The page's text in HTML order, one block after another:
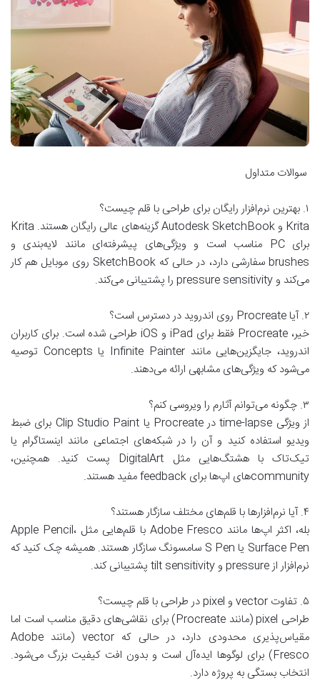
سوالات متداول
۱. بهترین نرم‌افزار رایگان برای طراحی با قلم چیست؟
Krita و Autodesk SketchBook گزینه‌های عالی رایگان هستند. Krita
برای PC مناسب است و ویژگی‌های پیشرفته‌ای مانند لایه‌بندی و
brushes سفارشی دارد، در حالی که SketchBook روی موبایل هم کار
می‌کند و pressure sensitivity را پشتیبانی می‌کند.
۲. آیا Procreate روی اندروید در دسترس است؟
خیر، Procreate فقط برای iPad و iOS طراحی شده است. برای کاربران
اندروید، جایگزین‌هایی مانند Infinite Painter یا Concepts توصیه
می‌شود که ویژگی‌های مشابهی ارائه می‌دهند.
۳. چگونه می‌توانم آثارم را ویروسی کنم؟
از ویژگی time-lapse در Procreate یا Clip Studio Paint برای ضبط
ویدیو استفاده کنید و آن را در شبکه‌های اجتماعی مانند اینستاگرام یا
تیک‌تاک با هشتگ‌هایی مثل DigitalArt پست کنید. همچنین،
community‌های اپ‌ها برای feedback مفید هستند.
۴. آیا نرم‌افزارها با قلم‌های مختلف سازگار هستند؟
بله، اکثر اپ‌ها مانند Adobe Fresco با قلم‌هایی مثل Apple Pencil،
Surface Pen یا S Pen سامسونگ سازگار هستند. همیشه چک کنید که
نرم‌افزار از pressure و tilt sensitivity پشتیبانی کند.
۵. تفاوت vector و pixel در طراحی با قلم چیست؟
طراحی pixel (مانند Procreate) برای نقاشی‌های دقیق مناسب است اما
مقیاس‌پذیری محدودی دارد، در حالی که vector (مانند Adobe
Fresco) برای لوگوها ایده‌آل است و بدون افت کیفیت بزرگ می‌شود.
انتخاب بستگی به پروژه دارد.